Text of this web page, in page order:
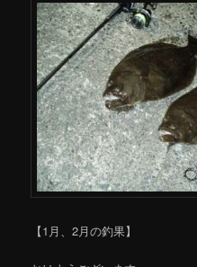
【1月、2月の釣果】